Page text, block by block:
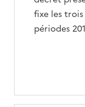
fixe les
périodes